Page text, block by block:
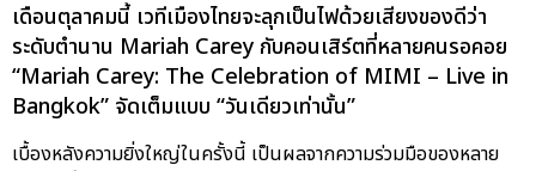
เดือนตุลาคมนี้ เวทีเมืองไทยจะลุกเป็นไฟด้วยเสียงของดีว่า
ระดับตำนาน Mariah Carey กับคอนเสิร์ตที่หลายคนรอคอย
“Mariah Carey: The Celebration of MIMI – Live in
Bangkok” จัดเต็มแบบ “วันเดียวเท่านั้น”
เบื้องหลังความยิ่งใหญ่ในครั้งนี้ เป็นผลจากความร่วมมือของหลาย